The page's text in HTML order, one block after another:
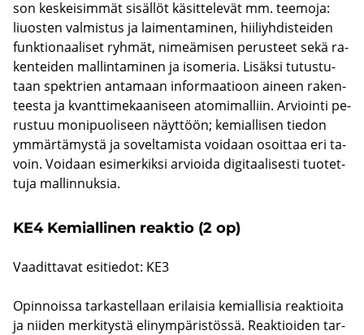
son kes­kei­sim­mät si­säl­löt kä­sit­te­le­vät mm. tee­mo­ja:
liu­os­ten val­mis­tus ja lai­men­ta­mi­nen, hii­liyh­dis­tei­den
funk­tio­naa­li­set ryh­mät, ni­meä­mi­sen pe­rus­teet sekä ra­
ken­tei­den mal­lin­ta­mi­nen ja iso­me­ria. Li­säk­si tu­tus­tu­
taan spekt­rien an­ta­maan in­for­maa­tioon ai­neen ra­ken­
tees­ta ja kvant­ti­me­kaa­ni­seen ato­mi­mal­liin. Ar­vioin­ti pe­
rus­tuu mo­ni­puo­li­seen näyt­töön; ke­mial­li­sen tie­don
ym­mär­tä­mys­tä ja so­vel­ta­mis­ta voi­daan osoit­taa eri ta­
voin. Voi­daan esi­mer­kik­si ar­vioi­da di­gi­taa­li­ses­ti tuo­tet­
tu­ja mal­lin­nuk­sia.
KE4 Ke­mial­li­nen reak­tio (2 op)
Vaa­dit­ta­vat esi­tie­dot: KE3
Opin­nois­sa tar­kas­tel­laan eri­lai­sia ke­mial­li­sia reak­tioi­ta
ja nii­den mer­ki­tys­tä eli­nym­pä­ris­tös­sä. Reak­tioi­den tar­